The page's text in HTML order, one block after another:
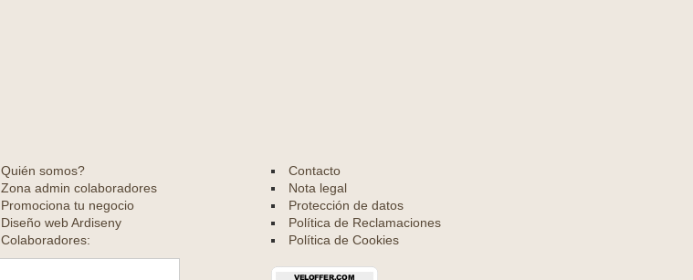
Quién somos?
Zona admin colaboradores
Promociona tu negocio
Diseño web Ardiseny
Colaboradores:
Contacto
Nota legal
Protección de datos
Política de Reclamaciones
Política de Cookies